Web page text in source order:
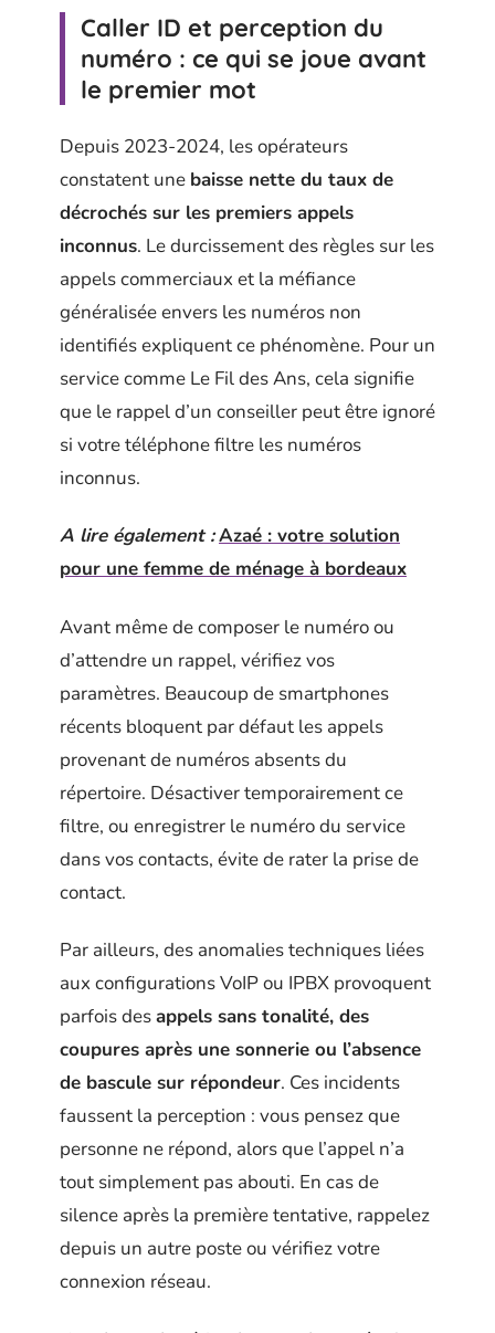
Caller ID et perception du
numéro : ce qui se joue avant
le premier mot
Depuis 2023-2024, les opérateurs
constatent une baisse nette du taux de
décrochés sur les premiers appels
inconnus. Le durcissement des règles sur les
appels commerciaux et la méfiance
généralisée envers les numéros non
identifiés expliquent ce phénomène. Pour un
service comme Le Fil des Ans, cela signifie
que le rappel d’un conseiller peut être ignoré
si votre téléphone filtre les numéros
inconnus.
A lire également :Azaé : votre solution
pour une femme de ménage à bordeaux
Avant même de composer le numéro ou
d’attendre un rappel, vérifiez vos
paramètres. Beaucoup de smartphones
récents bloquent par défaut les appels
provenant de numéros absents du
répertoire. Désactiver temporairement ce
filtre, ou enregistrer le numéro du service
dans vos contacts, évite de rater la prise de
contact.
Par ailleurs, des anomalies techniques liées
aux configurations VoIP ou IPBX provoquent
parfois desappels sans tonalité, des
coupures après une sonnerie ou l’absence
de bascule sur répondeur. Ces incidents
faussent la perception : vous pensez que
personne ne répond, alors que l’appel n’a
tout simplement pas abouti. En cas de
silence après la première tentative, rappelez
depuis un autre poste ou vérifiez votre
connexion réseau.